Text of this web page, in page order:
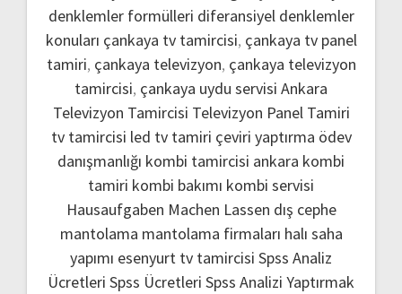
denklemler formülleri diferansiyel denklemler
konuları çankaya tv tamircisi, çankaya tv panel
tamiri, çankaya televizyon, çankaya televizyon
tamircisi, çankaya uydu servisi Ankara
Televizyon Tamircisi Televizyon Panel Tamiri
tv tamircisi led tv tamiri çeviri yaptırma ödev
danışmanlığı kombi tamircisi ankara kombi
tamiri kombi bakımı kombi servisi
Hausaufgaben Machen Lassen dış cephe
mantolama mantolama firmaları halı saha
yapımı esenyurt tv tamircisi Spss Analiz
Ücretleri Spss Ücretleri Spss Analizi Yaptırmak